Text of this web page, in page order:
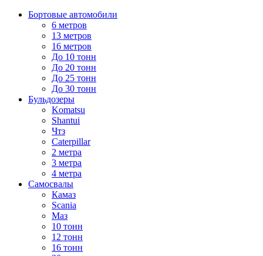
Бортовые автомобили
6 метров
13 метров
16 метров
До 10 тонн
До 20 тонн
До 25 тонн
До 30 тонн
Бульдозеры
Komatsu
Shantui
Чтз
Caterpillar
2 метра
3 метра
4 метра
Самосвалы
Камаз
Scania
Маз
10 тонн
12 тонн
16 тонн